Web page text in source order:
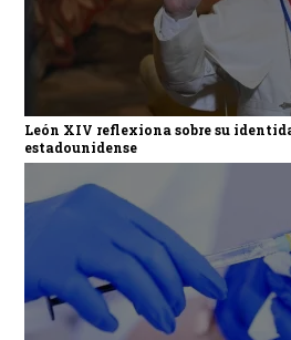
León XIV reflexiona sobre su
estadounidense